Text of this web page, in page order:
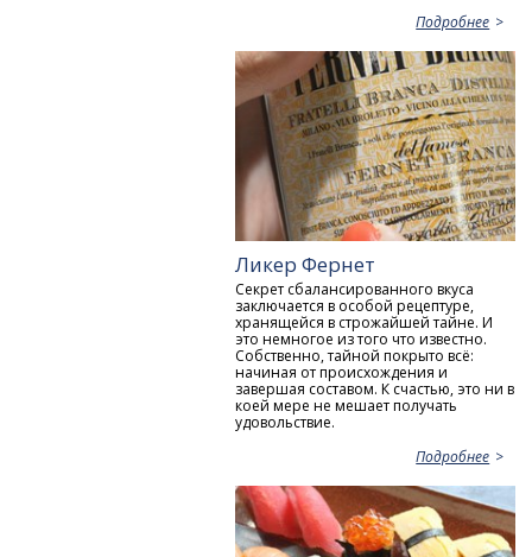
Подробнее
Ликер Фернет
Секрет сбалансированного вкуса
заключается в особой рецептуре,
хранящейся в строжайшей тайне. И
это немногое из того что известно.
Собственно, тайной покрыто всё:
начиная от происхождения и
завершая составом. К счастью, это ни в
коей мере не мешает получать
удовольствие.
Подробнее